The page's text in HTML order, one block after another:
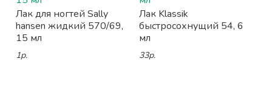
Лак для ногтей Sally
hansen жидкий 570/69,
15 мл
1р.
Лак Klassik
быстросохнущий 54, 6
мл
33р.